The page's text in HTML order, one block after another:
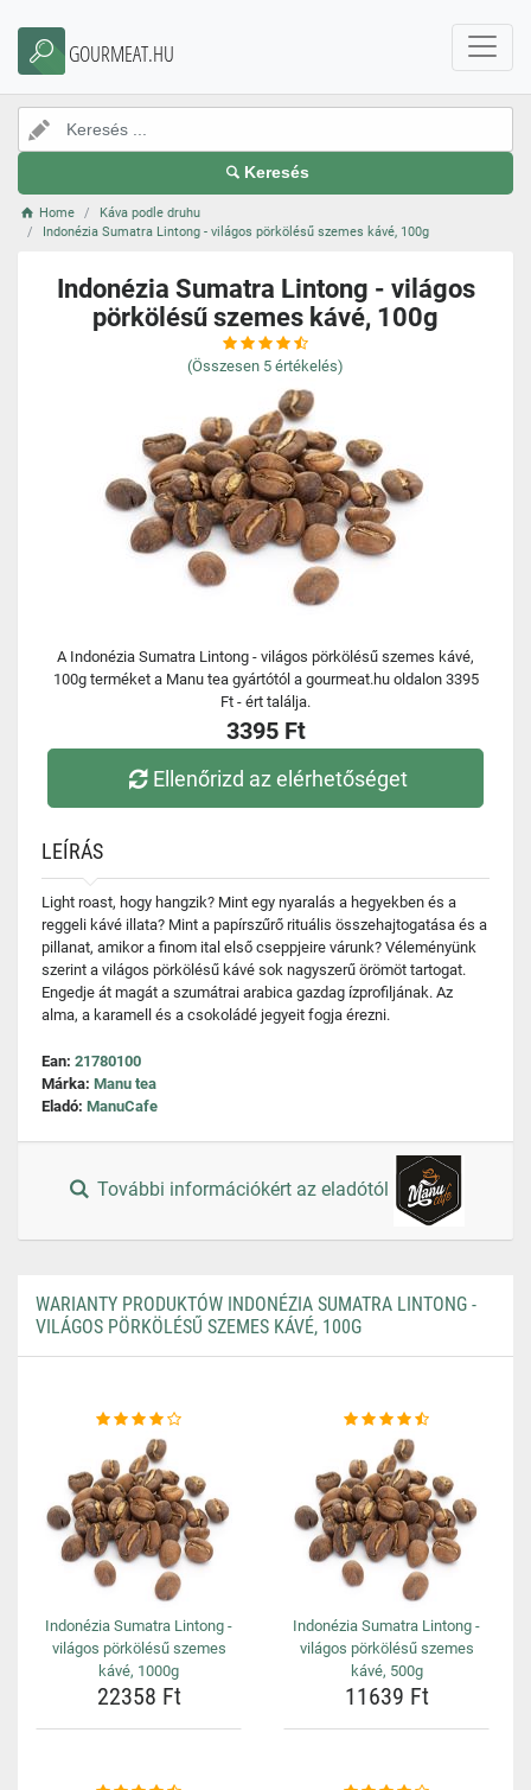
GOURMEAT.HU
Keresés
Home
Káva podle druhu
Indonézia Sumatra Lintong - világos pörkölésű szemes kávé, 100g
Indonézia Sumatra Lintong - világos
pörkölésű szemes kávé, 100g
(Összesen 5 értékelés)
A Indonézia Sumatra Lintong - világos pörkölésű szemes kávé,
100g terméket a Manu tea gyártótól a gourmeat.hu oldalon 3395
Ft - ért találja.
3395 Ft
Ellenőrizd az elérhetőséget
LEÍRÁS
Light roast, hogy hangzik? Mint egy nyaralás a hegyekben és a
reggeli kávé illata? Mint a papírszűrő rituális összehajtogatása és a
pillanat, amikor a finom ital első cseppjeire várunk? Véleményünk
szerint a világos pörkölésű kávé sok nagyszerű örömöt tartogat.
Engedje át magát a szumátrai arabica gazdag ízprofiljának. Az
alma, a karamell és a csokoládé jegyeit fogja érezni.
Ean: 21780100
Márka: Manu tea
Eladó: ManuCafe
További információkért az eladótól
WARIANTY PRODUKTÓW INDONÉZIA SUMATRA LINTONG -
VILÁGOS PÖRKÖLÉSŰ SZEMES KÁVÉ, 100G
Indonézia Sumatra Lintong -
világos pörkölésű szemes
kávé, 1000g
22358 Ft
Indonézia Sumatra Lintong -
világos pörkölésű szemes
kávé, 500g
11639 Ft